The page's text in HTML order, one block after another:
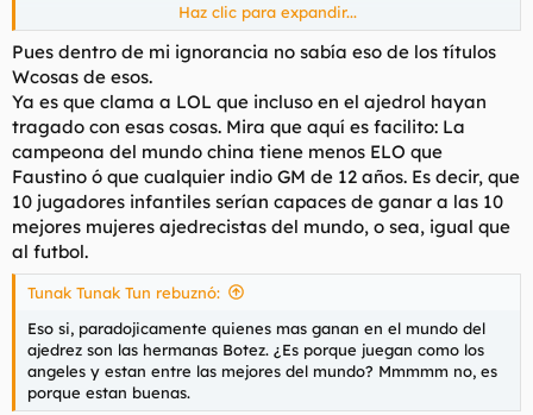
Aqui el discurso politicamente correcto no es que las mujeres
en cuanto las pones a competir son un cagarro, no, es que no
hay apenas mujeres GMs porque hay menos jugando que en el
caso de los hombres
Haz clic para expandir...
Pues dentro de mi ignorancia no sabía eso de los títulos
Wcosas de esos.
Ya es que clama a LOL que incluso en el ajedrol hayan
tragado con esas cosas. Mira que aquí es facilito: La
campeona del mundo china tiene menos ELO que
Faustino ó que cualquier indio GM de 12 años. Es decir, que
10 jugadores infantiles serían capaces de ganar a las 10
mejores mujeres ajedrecistas del mundo, o sea, igual que
al futbol.
Tunak Tunak Tun rebuznó:
Eso si, paradojicamente quienes mas ganan en el mundo del
ajedrez son las hermanas Botez. ¿Es porque juegan como los
angeles y estan entre las mejores del mundo? Mmmmm no, es
porque estan buenas.